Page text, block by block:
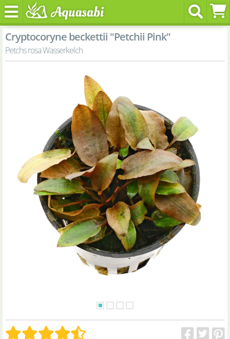
Cryptocoryne beckettii "Petchii Pink"
Petchs rosa Wasserkelch